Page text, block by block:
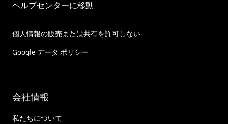
ヘルプセンターに移動
個人情報の販売または共有を許可しない
Google データ ポリシー
会社情報
私たちについて